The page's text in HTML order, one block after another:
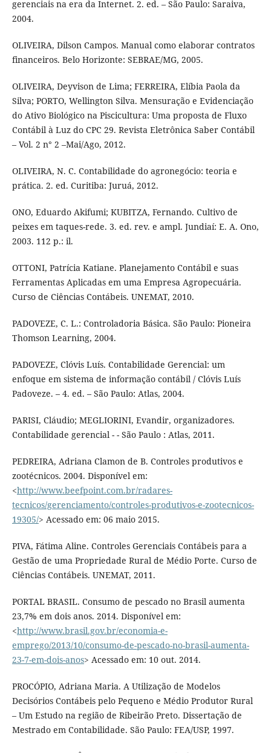
gerenciais na era da Internet. 2. ed. – São Paulo: Saraiva,
2004.
OLIVEIRA, Dilson Campos. Manual como elaborar contratos
financeiros. Belo Horizonte: SEBRAE/MG, 2005.
OLIVEIRA, Deyvison de Lima; FERREIRA, Elíbia Paola da
Silva; PORTO, Wellington Silva. Mensuração e Evidenciação
do Ativo Biológico na Piscicultura: Uma proposta de Fluxo
Contábil à Luz do CPC 29. Revista Eletrônica Saber Contábil
– Vol. 2 n° 2 –Mai/Ago, 2012.
OLIVEIRA, N. C. Contabilidade do agronegócio: teoria e
prática. 2. ed. Curitiba: Juruá, 2012.
ONO, Eduardo Akifumi; KUBITZA, Fernando. Cultivo de
peixes em taques-rede. 3. ed. rev. e ampl. Jundiaí: E. A. Ono,
2003. 112 p.: il.
OTTONI, Patrícia Katiane. Planejamento Contábil e suas
Ferramentas Aplicadas em uma Empresa Agropecuária.
Curso de Ciências Contábeis. UNEMAT, 2010.
PADOVEZE, C. L.: Controladoria Básica. São Paulo: Pioneira
Thomson Learning, 2004.
PADOVEZE, Clóvis Luís. Contabilidade Gerencial: um
enfoque em sistema de informação contábil / Clóvis Luís
Padoveze. – 4. ed. – São Paulo: Atlas, 2004.
PARISI, Cláudio; MEGLIORINI, Evandir, organizadores.
Contabilidade gerencial - - São Paulo : Atlas, 2011.
PEDREIRA, Adriana Clamon de B. Controles produtivos e
zootécnicos. 2004. Disponível em:
<http://www.beefpoint.com.br/radares-
tecnicos/gerenciamento/controles-produtivos-e-zootecnicos-
19305/> Acessado em: 06 maio 2015.
PIVA, Fátima Aline. Controles Gerenciais Contábeis para a
Gestão de uma Propriedade Rural de Médio Porte. Curso de
Ciências Contábeis. UNEMAT, 2011.
PORTAL BRASIL. Consumo de pescado no Brasil aumenta
23,7% em dois anos. 2014. Disponível em:
<http://www.brasil.gov.br/economia-e-
emprego/2013/10/consumo-de-pescado-no-brasil-aumenta-
23-7-em-dois-anos> Acessado em: 10 out. 2014.
PROCÓPIO, Adriana Maria. A Utilização de Modelos
Decisórios Contábeis pelo Pequeno e Médio Produtor Rural
– Um Estudo na região de Ribeirão Preto. Dissertação de
Mestrado em Contabilidade. São Paulo: FEA/USP, 1997.